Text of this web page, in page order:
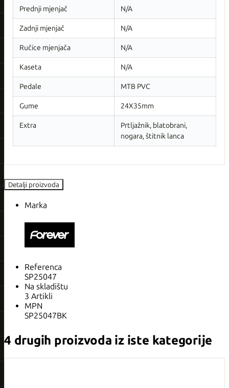
Prednji mjenjač N/A
Zadnji mjenjač N/A
Ručice mjenjača N/A
Kaseta N/A
Pedale MTB PVC
Gume 24X35mm
Extra
Prtljažnik, blatobrani,
nogara, štitnik lanca
Detalji proizvoda
Marka
Referenca
SP25047
Na skladištu
3 Artikli
MPN
SP25047BK
4 drugih proizvoda iz iste kategorije